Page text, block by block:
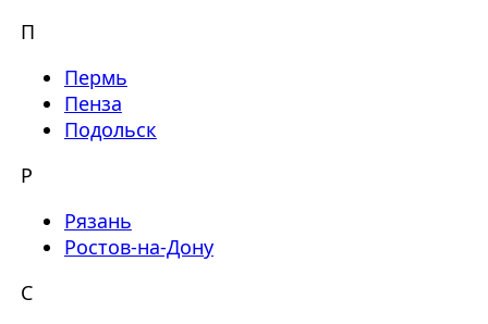
П
Пермь
Пенза
Подольск
Р
Рязань
Ростов-на-Дону
С